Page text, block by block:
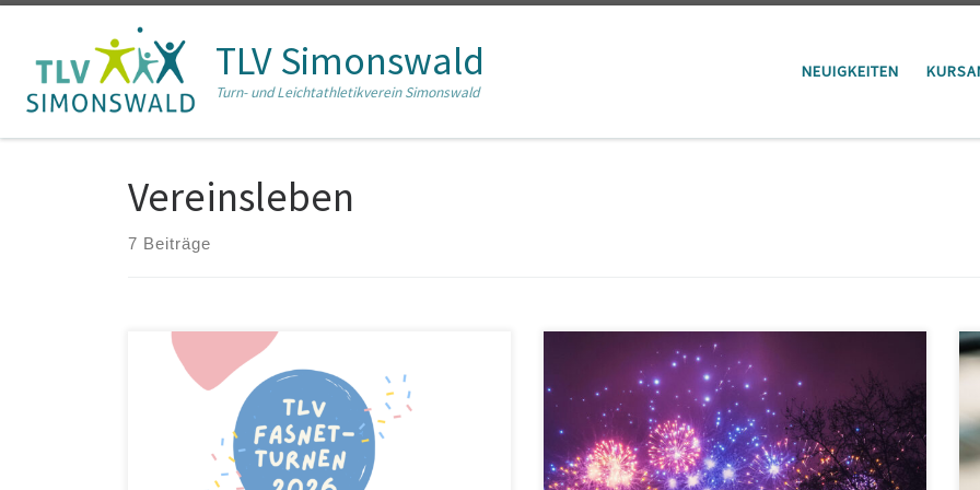
Zum Inhalt springen
TLV Simonswald
Turn- und Leichtathletikverein Simonswald
NEUIGKEITEN
Vereinsleben
7 Beiträge
Narri Narro, s Fasnetturnen isch wieder do! Wie jedes
Jahr findet am Vorabend der Fasnet das TLV
Fasnetturnen in der Turnhalle der Grundschule statt.
Das bunte Treiben beginnt am 11. Februar um 16:30
Uhr. Die Turnkinder treffen sich bereits um 16:20
Wir starten das Jahr 2026 mit neuen Kursen: Ende 2025
startete bereits der Grundschul-Tanzkurs, der sich
hoher Nachfrage erfreut. Ergänzend freuen wir uns, ab
20. Januar Dienstags auch das Vorschul-Tanzen
anbieten zu können! Es findet ebenfalls in der